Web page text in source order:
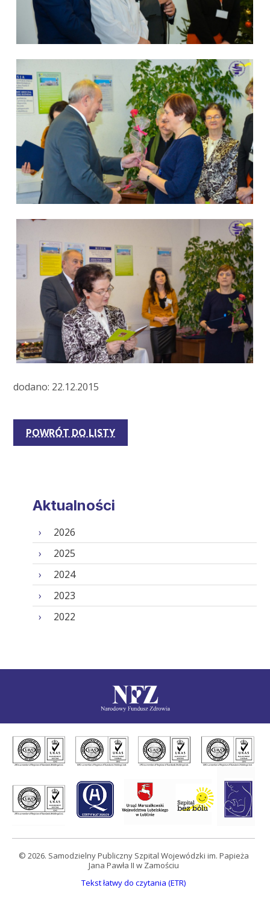
dodano: 22.12.2015
POWRÓT DO LISTY
Aktualności
2026
2025
2024
2023
2022
© 2026. Samodzielny Publiczny Szpital Wojewódzki im. Papieża
Jana Pawła II w Zamościu
Tekst łatwy do czytania (ETR)